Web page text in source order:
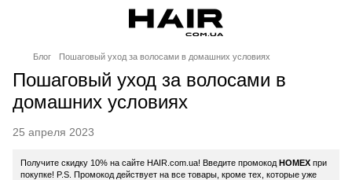
Блог Пошаговый уход за волосами в домашних условиях
Пошаговый уход за волосами в
домашних условиях
25 апреля 2023
Получите скидку 10% на сайте HAIR.com.ua! Введите промокод HOMEX при
покупке! P.S. Промокод действует на все товары, кроме тех, которые уже